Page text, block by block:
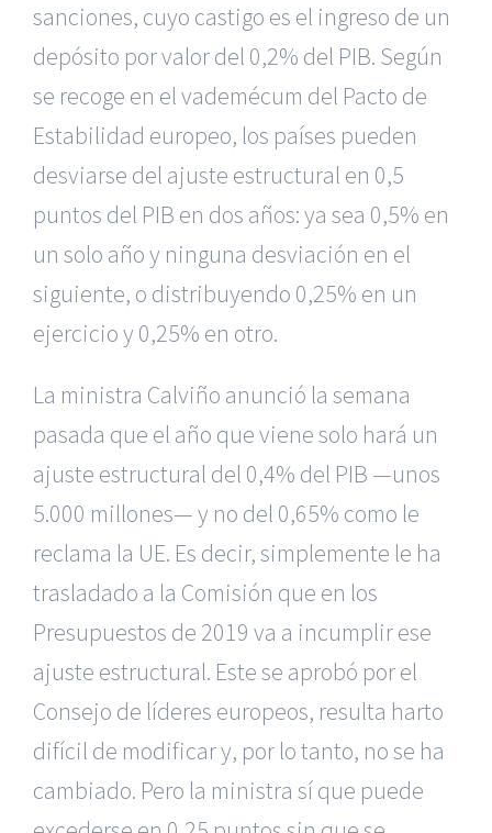
sanciones, cuyo castigo es el ingreso de un
depósito por valor del 0,2% del PIB. Según
se recoge en el vademécum del Pacto de
Estabilidad europeo, los países pueden
desviarse del ajuste estructural en 0,5
puntos del PIB en dos años: ya sea 0,5% en
un solo año y ninguna desviación en el
siguiente, o distribuyendo 0,25% en un
ejercicio y 0,25% en otro.
La ministra Calviño anunció la semana
pasada que el año que viene solo hará un
ajuste estructural del 0,4% del PIB —unos
5.000 millones— y no del 0,65% como le
reclama la UE. Es decir, simplemente le ha
trasladado a la Comisión que en los
Presupuestos de 2019 va a incumplir ese
ajuste estructural. Este se aprobó por el
Consejo de líderes europeos, resulta harto
difícil de modificar y, por lo tanto, no se ha
cambiado. Pero la ministra sí que puede